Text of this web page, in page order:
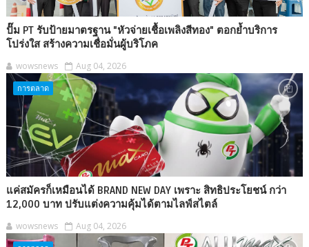
ปั๊ม PT รับป้ายมาตรฐาน "หัวจ่ายเชื้อเพลิงสีทอง" ตอกย้ำบริการ
โปร่งใส สร้างความเชื่อมั่นผู้บริโภค
wowsnews Aug 04, 2026
การตลาด
แค่สมัครก็เหมือนได้ BRAND NEW DAY เพราะ สิทธิประโยชน์ กว่า
12,000 บาท ปรับแต่งความคุ้มได้ตามไลฟ์สไตล์
wowsnews Aug 04, 2026